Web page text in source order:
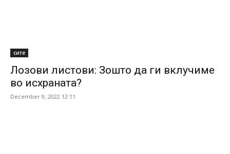
сите
Лозови листови: Зошто да ги вклучиме
во исхраната?
December 9, 2022 12:11